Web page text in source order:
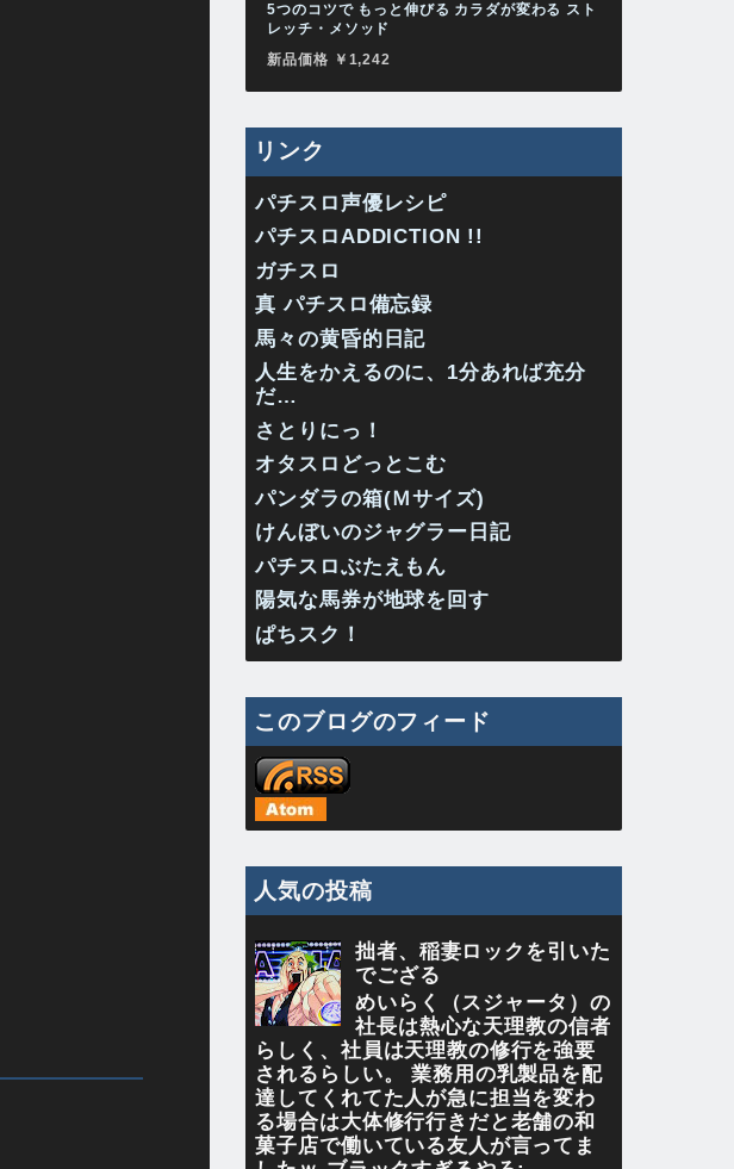
5つのコツで もっと伸びる カラダが変わる スト
レッチ・メソッド
新品価格 ￥1,242
リンク
パチスロ声優レシピ
パチスロADDICTION !!
ガチスロ
真 パチスロ備忘録
馬々の黄昏的日記
人生をかえるのに、1分あれば充分
だ…
さとりにっ！
オタスロどっとこむ
パンダラの箱(Ｍサイズ)
けんぼいのジャグラー日記
パチスロぶたえもん
陽気な馬券が地球を回す
ぱちスク！
このブログのフィード
人気の投稿
拙者、稲妻ロックを引いた
でござる
めいらく（スジャータ）の
社長は熱心な天理教の信者
らしく、社員は天理教の修行を強要
されるらしい。 業務用の乳製品を配
達してくれてた人が急に担当を変わ
る場合は大体修行行きだと老舗の和
菓子店で働いている友人が言ってま